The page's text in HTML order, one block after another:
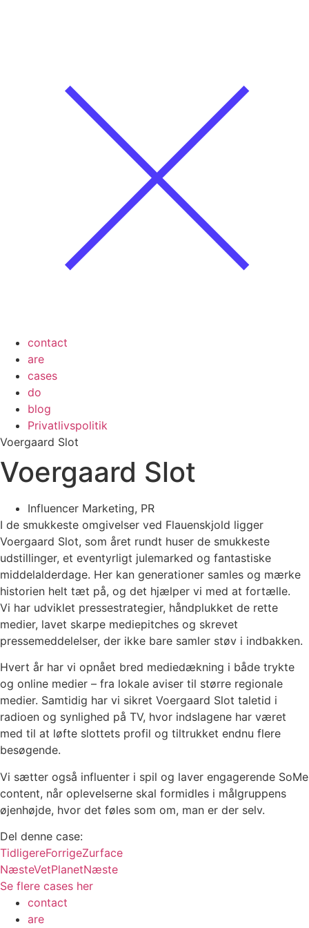
contact
are
cases
do
blog
Privatlivspolitik
Voergaard Slot
Voergaard Slot
Influencer Marketing, PR
I de smukkeste omgivelser ved Flauenskjold ligger
Voergaard Slot, som året rundt huser de smukkeste
udstillinger, et eventyrligt julemarked og fantastiske
middelalderdage. Her kan generationer samles og mærke
historien helt tæt på, og det hjælper vi med at fortælle.
Vi har udviklet pressestrategier, håndplukket de rette
medier, lavet skarpe mediepitches og skrevet
pressemeddelelser, der ikke bare samler støv i indbakken.
Hvert år har vi opnået bred mediedækning i både trykte
og online medier – fra lokale aviser til større regionale
medier. Samtidig har vi sikret Voergaard Slot taletid i
radioen og synlighed på TV, hvor indslagene har været
med til at løfte slottets profil og tiltrukket endnu flere
besøgende.
Vi sætter også influenter i spil og laver engagerende SoMe
content, når oplevelserne skal formidles i målgruppens
øjenhøjde, hvor det føles som om, man er der selv.
Del denne case:
TidligereForrigeZurface
NæsteVetPlanetNæste
Se flere cases her
contact
are